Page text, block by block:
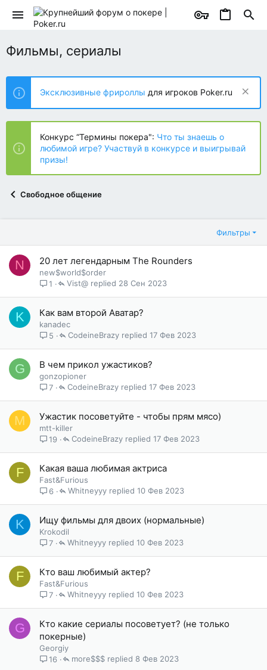
Фильмы, сериалы
Эксклюзивные фрироллы для игроков Poker.ru
Конкурс “Термины покера": Что ты знаешь о
любимой игре? Участвуй в конкурсе и выигрывай
призы!
Свободное общение
Фильтры
N 20 лет легендарным The Rounders
new$world$order
1
28 Сен 2023
Vist@
K Как вам второй Аватар?
kanadec
5
17 Фев 2023
CodeineBrazy
G В чем прикол ужастиков?
gonzopioner
7
17 Фев 2023
CodeineBrazy
M Ужастик посоветуйте - чтобы прям мясо)
mtt-killer
19
17 Фев 2023
CodeineBrazy
F Какая ваша любимая актриса
Fast&Furious
6
10 Фев 2023
Whitneyyy
K Ищу фильмы для двоих (нормальные)
Krokodil
7
10 Фев 2023
Whitneyyy
F Кто ваш любимый актер?
Fast&Furious
7
10 Фев 2023
Whitneyyy
G
Кто какие сериалы посоветует? (не только
покерные)
Georgiy
16
8 Фев 2023
more$$$